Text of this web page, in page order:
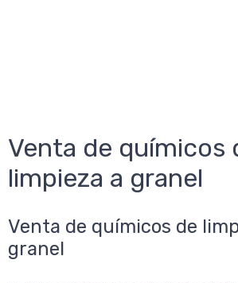
Venta de químicos
limpieza a granel
Venta de químicos de
granel